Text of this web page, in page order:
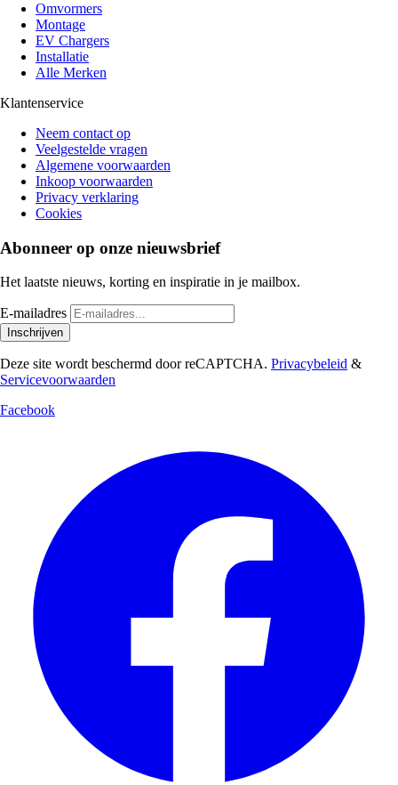
Omvormers
Montage
EV Chargers
Installatie
Alle Merken
Klantenservice
Neem contact op
Veelgestelde vragen
Algemene voorwaarden
Inkoop voorwaarden
Privacy verklaring
Cookies
Abonneer op onze nieuwsbrief
Het laatste nieuws, korting en inspiratie in je mailbox.
E-mailadres
Inschrijven
Deze site wordt beschermd door reCAPTCHA. Privacybeleid &
Servicevoorwaarden
Facebook